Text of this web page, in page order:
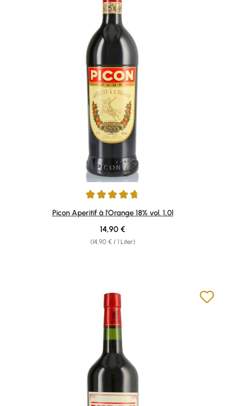
Durchschnittliche Bewertung von 4.8 von 5 Sternen
Picon Aperitif à l'Orange 18% vol. 1,0l
(14,90 € / 1 Liter)
Regulärer Preis:
14,90 €